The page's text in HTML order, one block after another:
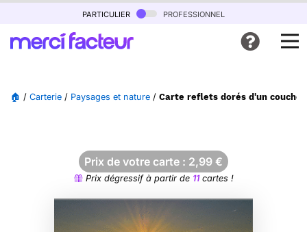
particulier professionnel
🏠 / Carterie / Paysages et nature / Carte reflets dorés d'un
Prix de votre carte : 2,99 €
Prix dégressif à partir de 11cartes !